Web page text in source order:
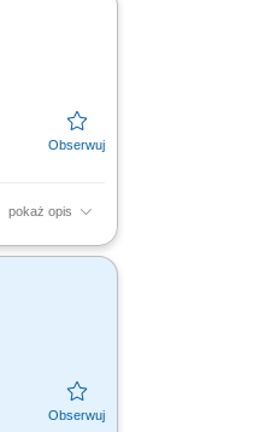
pokaż opis